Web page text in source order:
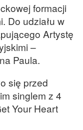
formacji
Do udziału w
Artystę
–
Paula.
się przed
singlem z 4
Your Heart